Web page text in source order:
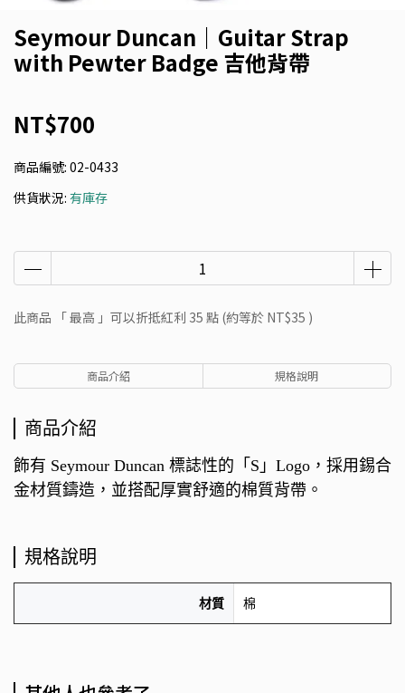
Seymour Duncan｜Guitar Strap
with Pewter Badge 吉他背帶
NT$700
商品編號: 02-0433
供貨狀況: 有庫存
此商品 「 最高 」可以折抵紅利 35 點 (約等於 NT$35 )
商品介紹 規格說明
商品介紹
飾有 Seymour Duncan 標誌性的「S」Logo，採用錫合
金材質鑄造，並搭配厚實舒適的棉質背帶。
規格說明
材質 棉